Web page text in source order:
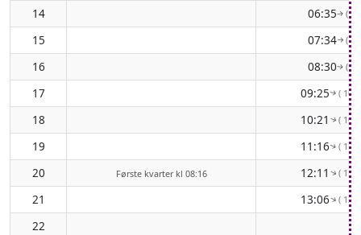
14 06:35↑(
15 07:34↑(
16 08:30↑(
17 09:25↑(
18 10:21 ↑(
19 11:16↑(
20 Første kvarter kl 08:16 12:11 ↑(
21 13:06↑(
22